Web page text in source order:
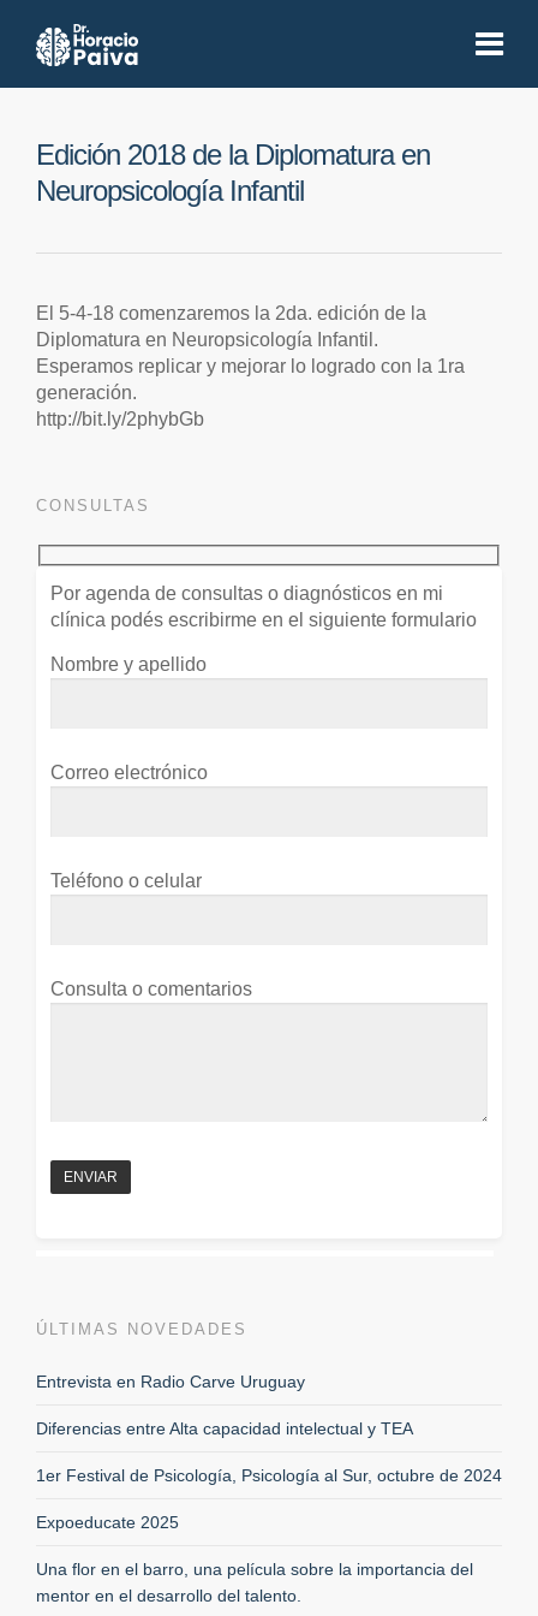
Edición 2018 de la Diplomatura en
Neuropsicología Infantil
El 5-4-18 comenzaremos la 2da. edición de la
Diplomatura en Neuropsicología Infantil.
Esperamos replicar y mejorar lo logrado con la 1ra
generación.
http://bit.ly/2phybGb
CONSULTAS
Por agenda de consultas o diagnósticos en mi
clínica podés escribirme en el siguiente formulario
Nombre y apellido
Correo electrónico
Teléfono o celular
Consulta o comentarios
ÚLTIMAS NOVEDADES
Entrevista en Radio Carve Uruguay
Diferencias entre Alta capacidad intelectual y TEA
1er Festival de Psicología, Psicología al Sur, octubre de 2024
Expoeducate 2025
Una flor en el barro, una película sobre la importancia del
mentor en el desarrollo del talento.